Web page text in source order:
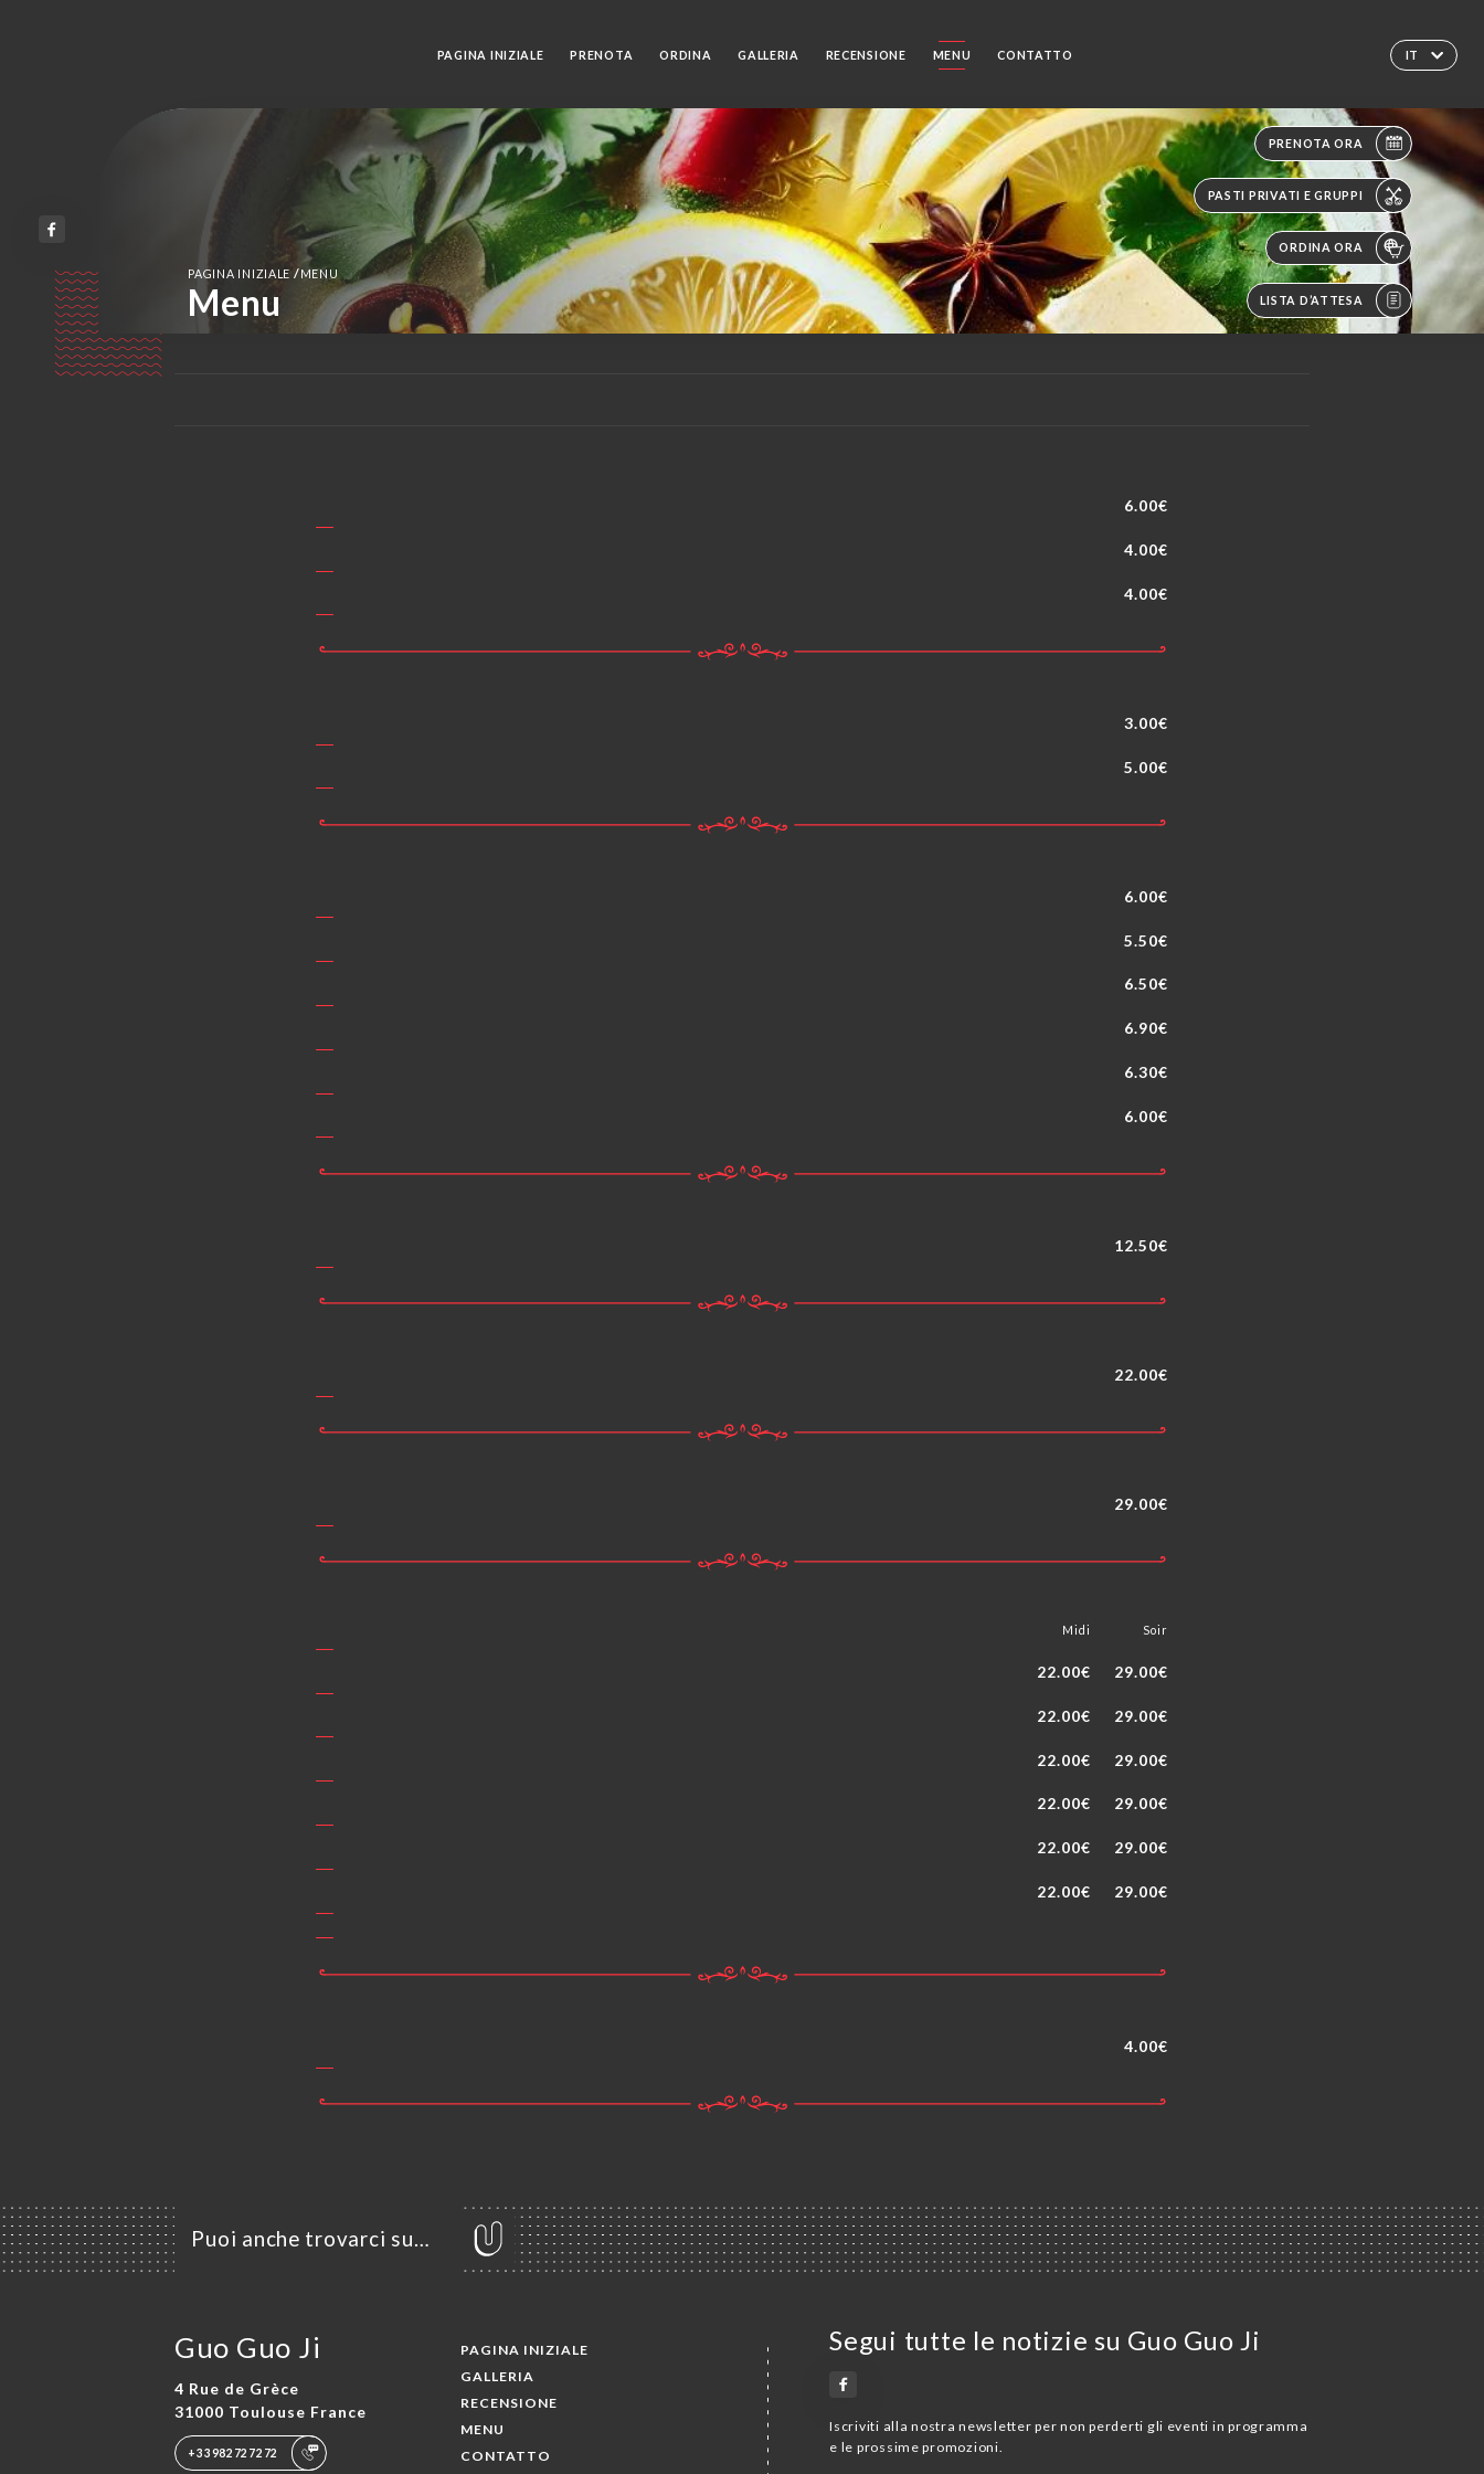
IT
PAGINA INIZIALE PRENOTA ORDINA GALLERIA RECENSIONE MENU CONTATTO
PRENOTA ORA
PASTI PRIVATI E GRUPPI
ORDINA ORA
LISTA D’ATTESA
PAGINA INIZIALE / MENU
Menu
6.00€
4.00€
4.00€
3.00€
5.00€
6.00€
5.50€
6.50€
6.90€
6.30€
6.00€
12.50€
22.00€
29.00€
Midi Soir
22.00€ 29.00€
22.00€ 29.00€
22.00€ 29.00€
22.00€ 29.00€
22.00€ 29.00€
22.00€ 29.00€
4.00€
Puoi anche trovarci su…
Guo Guo Ji
4 Rue de Grèce
31000 Toulouse France
+33982727272
PAGINA INIZIALE
GALLERIA
RECENSIONE
MENU
CONTATTO
Segui tutte le notizie su Guo Guo Ji
Iscriviti alla nostra newsletter per non perderti gli eventi in programma
e le prossime promozioni.